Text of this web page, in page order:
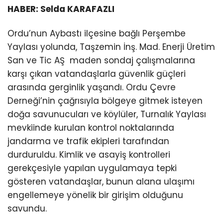
HABER: Selda KARAFAZLI
Ordu’nun Aybastı ilçesine bağlı Perşembe
Yaylası yolunda, Taşzemin İnş. Mad. Enerji Üretim
San ve Tic AŞ maden sondaj çalışmalarına
karşı çıkan vatandaşlarla güvenlik güçleri
arasında gerginlik yaşandı. Ordu Çevre
Derneği’nin çağrısıyla bölgeye gitmek isteyen
doğa savunucuları ve köylüler, Turnalık Yaylası
mevkiinde kurulan kontrol noktalarında
jandarma ve trafik ekipleri tarafından
durduruldu. Kimlik ve asayiş kontrolleri
gerekçesiyle yapılan uygulamaya tepki
gösteren vatandaşlar, bunun alana ulaşımı
engellemeye yönelik bir girişim olduğunu
savundu.